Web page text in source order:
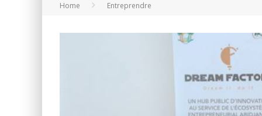
Home Entreprendre